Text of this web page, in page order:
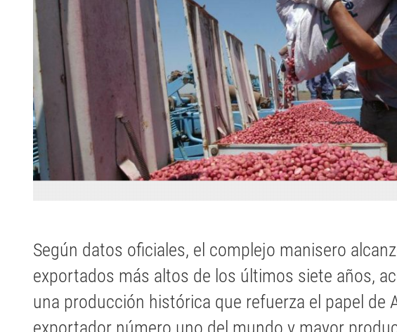
Según datos oficiales, el complejo manisero
exportados más altos de los últimos siete años,
una producción histórica que refuerza el papel de